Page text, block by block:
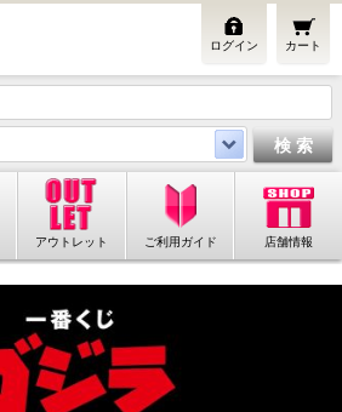
カート
ログイン
アウトレット ご利用ガイド 店舗情報